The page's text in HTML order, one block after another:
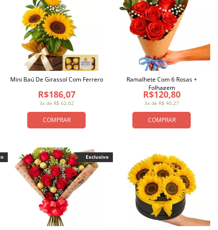
COMPRAR
3x de R$ 62,02
R$186,07
Mini Baú De Girassol Com Ferrero
COMPRAR
3x de R$ 40,27
R$120,80
Ramalhete Com 6 Rosas +
Folhagem
Exclusivo